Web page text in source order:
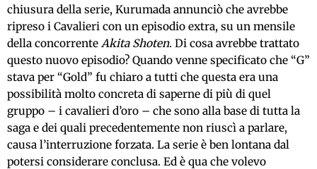
chiusura della serie, Kurumada annunciò che avrebbe
ripreso i Cavalieri con un episodio extra, su un mensile
della concorrente Akita Shoten. Di cosa avrebbe trattato
questo nuovo episodio? Quando venne specificato che “G”
stava per “Gold” fu chiaro a tutti che questa era una
possibilità molto concreta di saperne di più di quel
gruppo – i cavalieri d’oro – che sono alla base di tutta la
saga e dei quali precedentemente non riuscì a parlare,
causa l’interruzione forzata. La serie è ben lontana dal
potersi considerare conclusa. Ed è qua che volevo